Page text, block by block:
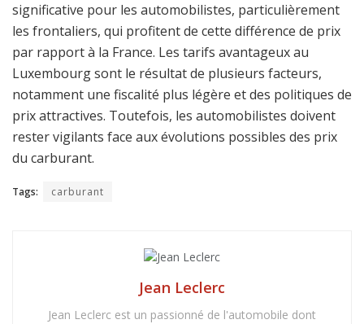
significative pour les automobilistes, particulièrement
les frontaliers, qui profitent de cette différence de prix
par rapport à la France. Les tarifs avantageux au
Luxembourg sont le résultat de plusieurs facteurs,
notamment une fiscalité plus légère et des politiques de
prix attractives. Toutefois, les automobilistes doivent
rester vigilants face aux évolutions possibles des prix
du carburant.
Tags: carburant
Jean Leclerc
Jean Leclerc est un passionné de l'automobile dont